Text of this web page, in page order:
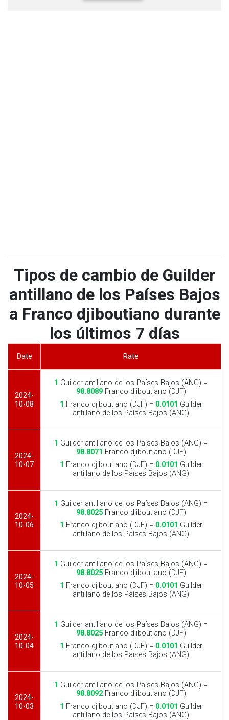
Tipos de cambio de Guilder
antillano de los Países Bajos
a Franco djiboutiano durante
los últimos 7 días
Date Rate
2024-
10-08
1 Guilder antillano de los Países Bajos (ANG) =
98.8089Franco djiboutiano (DJF)
1 Franco djiboutiano (DJF) = 0.0101 Guilder
antillano de los Países Bajos (ANG)
2024-
10-07
1 Guilder antillano de los Países Bajos (ANG) =
98.8071 Franco djiboutiano (DJF)
1 Franco djiboutiano (DJF) = 0.0101 Guilder
antillano de los Países Bajos (ANG)
2024-
10-06
1 Guilder antillano de los Países Bajos (ANG) =
98.8025Franco djiboutiano (DJF)
1 Franco djiboutiano (DJF) = 0.0101 Guilder
antillano de los Países Bajos (ANG)
2024-
10-05
1 Guilder antillano de los Países Bajos (ANG) =
98.8025Franco djiboutiano (DJF)
1 Franco djiboutiano (DJF) = 0.0101 Guilder
antillano de los Países Bajos (ANG)
2024-
10-04
1 Guilder antillano de los Países Bajos (ANG) =
98.8025Franco djiboutiano (DJF)
1 Franco djiboutiano (DJF) = 0.0101 Guilder
antillano de los Países Bajos (ANG)
2024-
10-03
1 Guilder antillano de los Países Bajos (ANG) =
98.8092Franco djiboutiano (DJF)
1 Franco djiboutiano (DJF) = 0.0101 Guilder
antillano de los Países Bajos (ANG)